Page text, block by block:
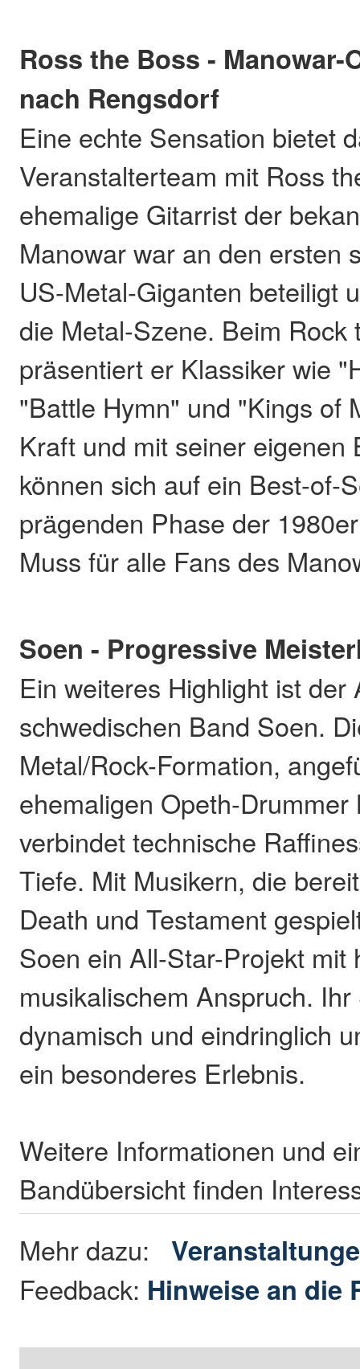
Ross the Boss -
nach Rengsdorf
Eine echte Sensation bietet
Veranstalterteam mit Ross
ehemalige Gitarrist der
Manowar war an den ersten
US-Metal-Giganten beteiligt
die Metal-Szene. Beim Rock
präsentiert er Klassiker wie
"Battle Hymn" und "Kings of
Kraft und mit seiner eigenen
können sich auf ein Best-of-
prägenden Phase der
Muss für alle Fans des
Soen - Progressive
Ein weiteres Highlight ist der
schwedischen Band Soen.
Metal/Rock-Formation,
ehemaligen Opeth-
verbindet technische
Tiefe. Mit Musikern, die
Death und Testament
Soen ein All-Star-Projekt mit
musikalischem Anspruch.
dynamisch und eindringlich
ein besonderes Erlebnis.
Weitere Informationen und
Bandübersicht finden
Mehr dazu:
Feedback: Hinweise an die